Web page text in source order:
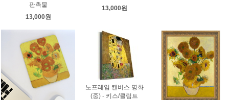
판촉물
13,000원
13,000원
노프레임 캔버스 명화
(중) - 키스/클림트